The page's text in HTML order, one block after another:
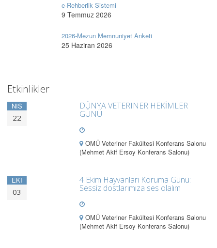
e-Rehberlik Sistemi
9 Temmuz 2026
2026-Mezun Memnuniyet Anketi
25 Haziran 2026
Etkinlikler
NIS
22
DÜNYA VETERINER HEKİMLER
GÜNÜ
OMÜ Veteriner Fakültesi Konferans Salonu
(Mehmet Akif Ersoy Konferans Salonu)
EKI
03
4 Ekim Hayvanları Koruma Günü:
Sessiz dostlarımıza ses olalım
OMÜ Veteriner Fakültesi Konferans Salonu
(Mehmet Akif Ersoy Konferans Salonu)